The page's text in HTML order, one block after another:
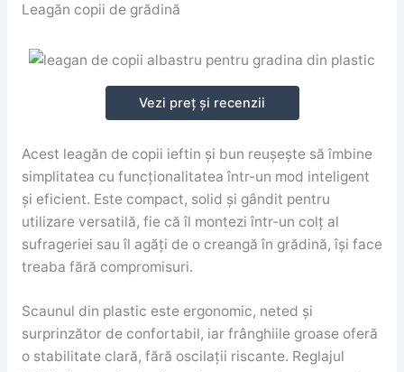
Leagăn copii de grădină
Vezi preț și recenzii
Acest leagăn de copii ieftin și bun reușește să îmbine
simplitatea cu funcționalitatea într-un mod inteligent
și eficient. Este compact, solid și gândit pentru
utilizare versatilă, fie că îl montezi într-un colț al
sufrageriei sau îl agăți de o creangă în grădină, își face
treaba fără compromisuri.
Scaunul din plastic este ergonomic, neted și
surprinzător de confortabil, iar frânghiile groase oferă
o stabilitate clară, fără oscilații riscante. Reglajul